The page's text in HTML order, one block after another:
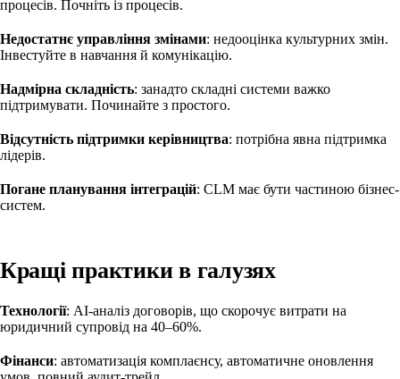
процесів. Почніть із процесів.
Недостатнє управління змінами: недооцінка культурних змін.
Інвестуйте в навчання й комунікацію.
Надмірна складність: занадто складні системи важко
підтримувати. Починайте з простого.
Відсутність підтримки керівництва: потрібна явна підтримка
лідерів.
Погане планування інтеграцій: CLM має бути частиною бізнес-
систем.
Кращі практики в галузях
Технології: AI-аналіз договорів, що скорочує витрати на
юридичний супровід на 40–60%.
Фінанси: автоматизація комплаєнсу, автоматичне оновлення